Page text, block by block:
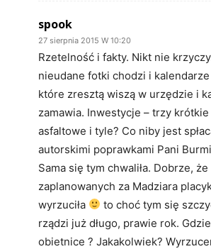
spook
27 sierpnia 2015 W 10:20
Rzetelność i fakty. Nikt nie
nieudane fotki chodzi i kalendarze
które zresztą wiszą w urzędzie i
zamawia. Inwestycje – trzy krótkie
asfaltowe i tyle? Co niby jest
autorskimi poprawkami Pani
Sama się tym chwaliła. Dobrze,
zaplanowanych za Madziara
wyrzuciła
to choć tym się
rządzi już długo, prawie rok.
obietnice ? Jakakolwiek?